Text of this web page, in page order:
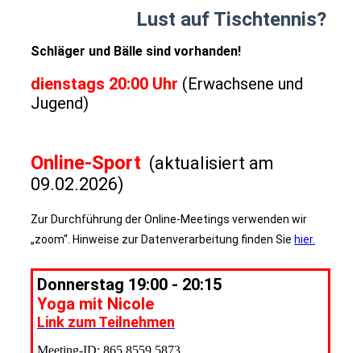
Lust auf Tischtennis?
Schläger und Bälle sind vorhanden!
dienstags 20:00 Uhr (Erwachsene und
Jugend)
Online-Sport (aktualisiert am
09.02.2026)
Zur Durchführung der Online-Meetings verwenden wir
„zoom“. Hinweise zur Datenverarbeitung finden Sie hier.
Donnerstag 19:00 - 20:15
Yoga mit Nicole
Link zum Teilnehmen
Meeting-ID: 865 8559 5873